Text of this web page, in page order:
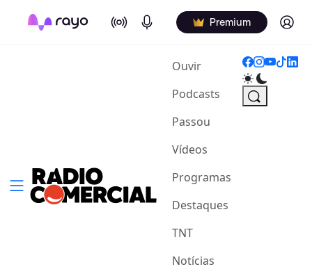
On Air Podcasts Premium Log in
Ouvir(current)
Podcasts
Passou
Vídeos
Programas
Destaques
TNT
Notícias